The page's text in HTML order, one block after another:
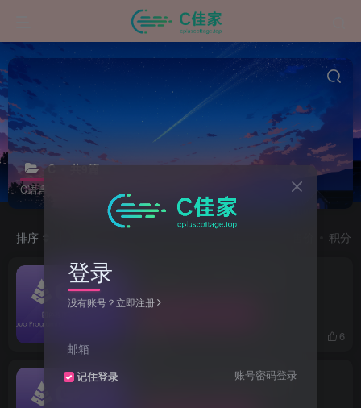
C 共9篇
C语言
排序 积分
6
程序设计天梯赛题解-25分题
登录
没有账号？立即注册
邮箱
记住登录 账号密码登录